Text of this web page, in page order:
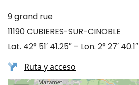
9 grand rue
11190 CUBIERES-SUR-CINOBLE
Lat. 42° 51′ 41.25″ – Lon. 2° 27′ 40.1″
Ruta y acceso